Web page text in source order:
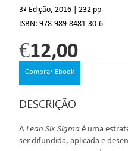
3ª Edição, 2016 | 232 pp
ISBN:978-989-8481-30-6
€12,00
Comprar Ebook
DESCRIÇÃO
ALean Six Sigma é uma
ser difundida, aplicada e